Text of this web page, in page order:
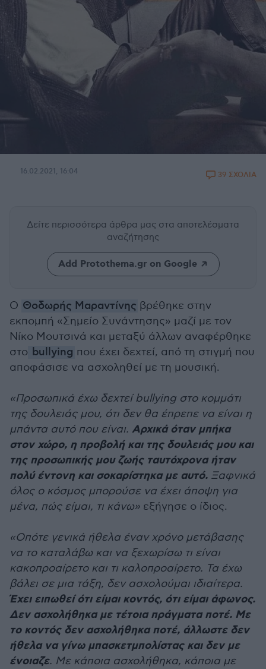
16.02.2021, 16:04 39 ΣΧΟΛΙΑ
Δείτε περισσότερα άρθρα μας στα αποτελέσματα
αναζήτησης
Add Protothema.gr on Google
Ο Θοδωρής Μαραντίνης βρέθηκε στην
εκπομπή «Σημείο Συνάντησης» μαζί με τον
Νίκο Μουτσινά και μεταξύ άλλων αναφέρθηκε
στο bullying που έχει δεχτεί, από τη στιγμή που
αποφάσισε να ασχοληθεί με τη μουσική.
«Προσωπικά έχω δεχτεί bullying στο κομμάτι
της δουλειάς μου, ότι δεν θα έπρεπε να είναι η
μπάντα αυτό που είναι. Αρχικά όταν μπήκα
στον χώρο, η προβολή και της δουλειάς μου και
της προσωπικής μου ζωής ταυτόχρονα ήταν
πολύ έντονη και σοκαρίστηκα με αυτό. Ξαφνικά
όλος ο κόσμος μπορούσε να έχει άποψη για
μένα, πώς είμαι, τι κάνω» εξήγησε ο ίδιος.
«Οπότε γενικά ήθελα έναν χρόνο μετάβασης
να το καταλάβω και να ξεχωρίσω τι είναι
κακοπροαίρετο και τι καλοπροαίρετο. Τα έχω
βάλει σε μια τάξη, δεν ασχολούμαι ιδιαίτερα.
Έχει ειπωθεί ότι είμαι κοντός, ότι είμαι άφωνος.
Δεν ασχολήθηκα με τέτοια πράγματα ποτέ. Με
το κοντός δεν ασχολήθηκα ποτέ, άλλωστε δεν
ήθελα να γίνω μπασκετμπολίστας και δεν με
ένοιαζε. Με κάποια ασχολήθηκα, κάποια με